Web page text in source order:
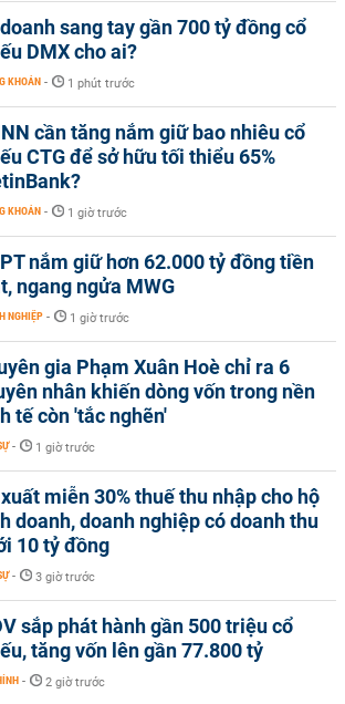
sang tay gần 700 tỷ đồng cổ
DMX cho ai?
KHOÁN - 1 phút trước
cần tăng nắm giữ bao nhiêu cổ
CTG để sở hữu tối thiểu 65%
KHOÁN - 1 giờ trước
nắm giữ hơn 62.000 tỷ đồng tiền
ngang ngửa MWG
NGHIỆP - 1 giờ trước
gia Phạm Xuân Hoè chỉ ra 6
nhân khiến dòng vốn trong nền
tế còn 'tắc nghẽn'
- 1 giờ trước
miễn 30% thuế thu nhập cho hộ
doanh, doanh nghiệp có doanh thu
10 tỷ đồng
- 3 giờ trước
sắp phát hành gần 500 triệu cổ
tăng vốn lên gần 77.800 tỷ
- 2 giờ trước